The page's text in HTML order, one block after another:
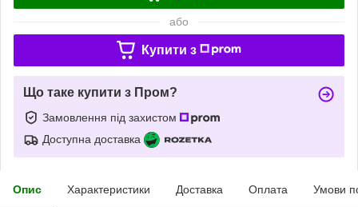
або
Купити з
Що таке купити з Пром?
Замовлення під захистом
Доступна доставка
Опис Характеристики Доставка Оплата Умови